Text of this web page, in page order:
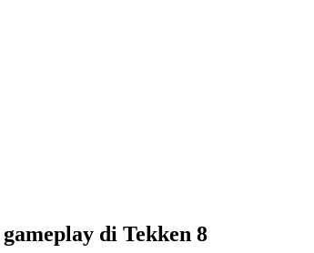
di Tekken 8